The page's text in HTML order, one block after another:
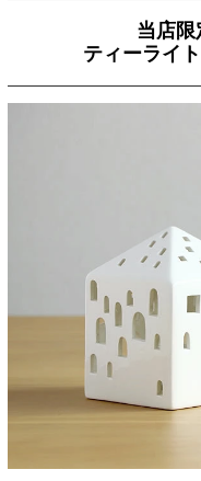
当店限
ティーライ